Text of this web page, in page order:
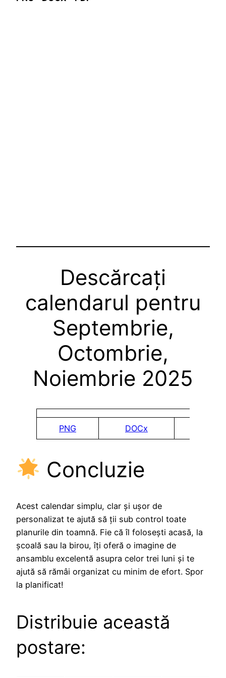
Descărcați
calendarul pentru
Septembrie,
Octombrie,
Noiembrie 2025
PNG DOCx
Concluzie
Acest calendar simplu, clar și ușor de
personalizat te ajută să ții sub control toate
planurile din toamnă. Fie că îl folosești acasă, la
școală sau la birou, îți oferă o imagine de
ansamblu excelentă asupra celor trei luni și te
ajută să rămâi organizat cu minim de efort. Spor
la planificat!
Distribuie această
postare: